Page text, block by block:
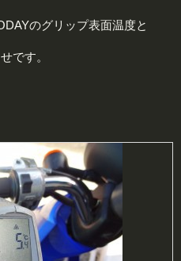
のグリップ表面温度と
です。